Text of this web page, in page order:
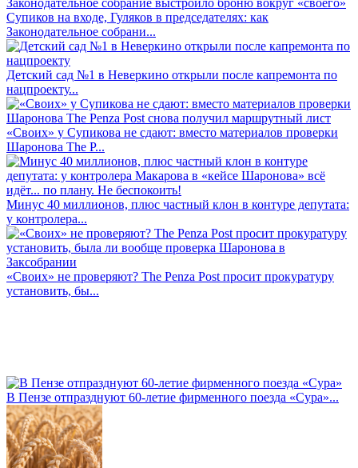
Супиков на входе, Гуляков в председателях: как
Законодательное собрани...
Детский сад №1 в Неверкино открыли после капремонта по
нацпроекту...
«Своих» у Супикова не сдают: вместо материалов проверки
Шаронова The P...
Минус 40 миллионов, плюс частный клон в контуре депутата:
у контролера...
«Своих» не проверяют? The Penza Post просит прокуратуру
установить, бы...
В Пензе отпразднуют 60-летие фирменного поезда «Сура»...